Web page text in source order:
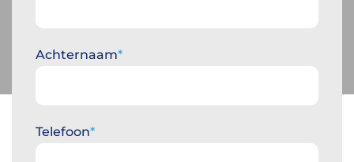
Achternaam
Telefoon